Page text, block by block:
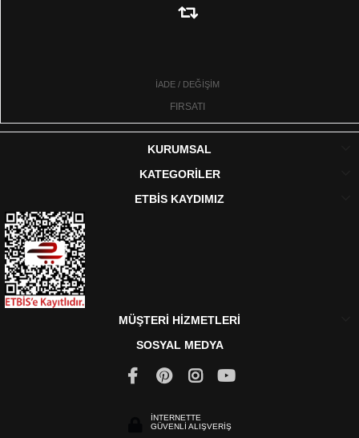
İADE / DEĞİŞİM
FIRSATI
KURUMSAL
KATEGORİLER
ETBİS KAYDIMIZ
MÜŞTERİ HİZMETLERİ
SOSYAL MEDYA
İNTERNETTE
GÜVENLİ ALIŞVERİŞ